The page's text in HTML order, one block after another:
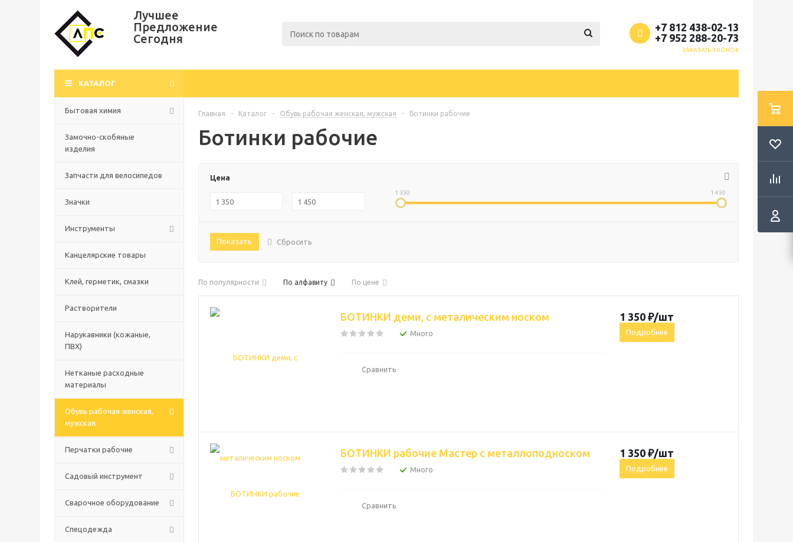
Лучшее
Предложение
Сегодня
+7 812 438-02-13
+7 952 288-20-73
ЗАКАЗАТЬ ЗВОНОК
КАТАЛОГ
Бытовая химия
Замочно-скобяные
изделия
Запчасти для велосипедов
Значки
Инструменты
Канцелярские товары
Клей, герметик, смазки
Растворители
Нарукавники (кожаные,
ПВХ)
Нетканые расходные
материалы
Обувь рабочая женская,
мужская
Перчатки рабочие
Садовый инструмент
Сварочное оборудование
Спецодежда
Главная - Каталог - Обувь рабочая женская, мужская - Ботинки рабочие
Ботинки рабочие
Цена
1 350 1 450
Показать Сбросить
По популярности По алфавиту По цене
БОТИНКИ деми, с металическим носком
Много
Сравнить
1 350 ₽/шт
Подробнее
БОТИНКИ рабочие Мастер с металлоподноском
Много
Сравнить
1 350 ₽/шт
Подробнее